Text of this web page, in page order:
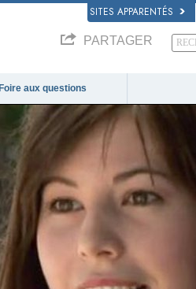
SITES APPARENTÉS
PARTAGER
Foire aux questions